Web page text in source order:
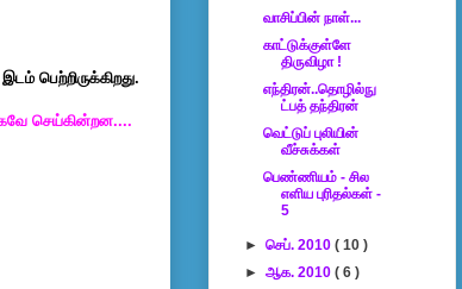
பெற்றிருக்கிறது.
செய்கின்றன....
வாசிப்பின் நாள்...
காட்டுக்குள்ளே
திருவிழா !
எந்திரன்..தொழில்நு
ட்பத் தந்திரன்
வெட்டுப் புலியின்
வீச்சுக்கள்
பெண்ணியம் - சில
எளிய புரிதல்கள் -
5
►செப். 2010( 10 )
►ஆக. 2010( 6 )